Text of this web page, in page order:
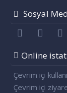
Sosyal
FacebookTwitter
Online
Çevrim içi
Çevrim içi